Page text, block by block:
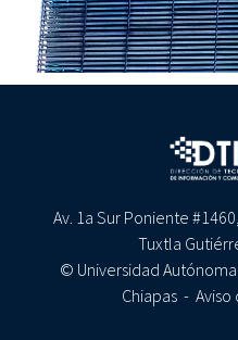
Av. 1a Sur Poniente
Tuxtla
© Universidad
Chiapas - Aviso